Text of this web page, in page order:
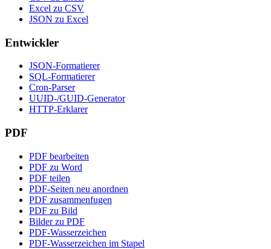
Excel zu CSV
JSON zu Excel
Entwickler
JSON-Formatierer
SQL-Formatierer
Cron-Parser
UUID-/GUID-Generator
HTTP-Erklarer
PDF
PDF bearbeiten
PDF zu Word
PDF teilen
PDF-Seiten neu anordnen
PDF zusammenfugen
PDF zu Bild
Bilder zu PDF
PDF-Wasserzeichen
PDF-Wasserzeichen im Stapel